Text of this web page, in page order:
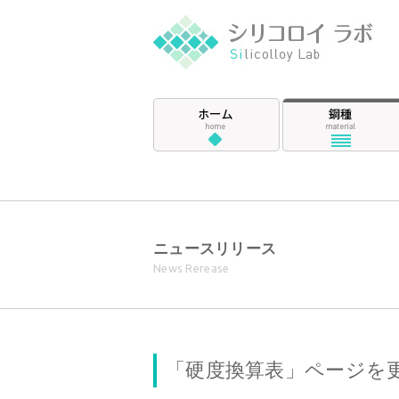
ニュースリリース
News Rerease
「硬度換算表」ページ